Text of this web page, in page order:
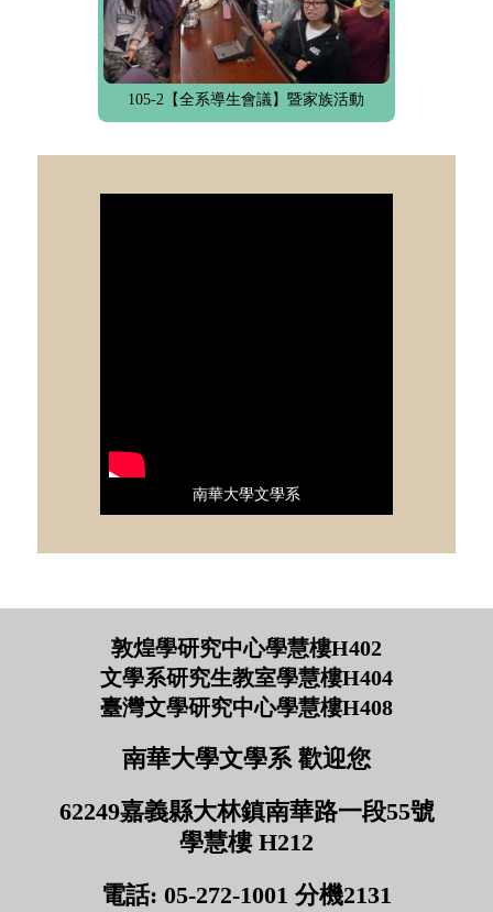
105-2【全系導生會議】暨家族活動
南華大學文學系
敦煌學研究中心學慧樓H402
文學系研究生教室學慧樓H404
臺灣文學研究中心學慧樓H408
南華大學文學系 歡迎您
62249嘉義縣大林鎮南華路一段55號
學慧樓 H212
電話: 05-272-1001 分機2131